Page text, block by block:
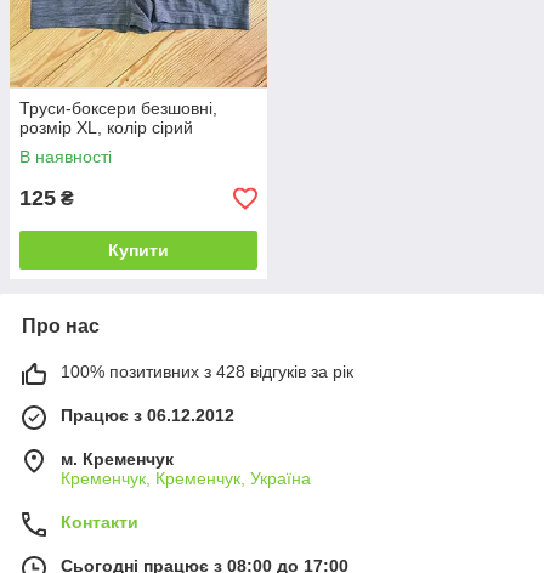
Труси-боксери безшовні,
розмір XL, колір сірий
В наявності
125 ₴
Купити
Про нас
100% позитивних з 428 відгуків за рік
Працює з 06.12.2012
м. Кременчук
Кременчук, Кременчук, Україна
Контакти
Сьогодні працює з 08:00 до 17:00